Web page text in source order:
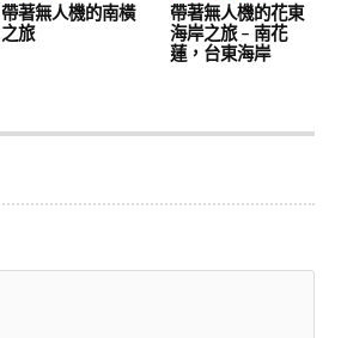
帶著無人機的南橫
之旅
帶著無人機的花東
海岸之旅 – 南花
蓮，台東海岸